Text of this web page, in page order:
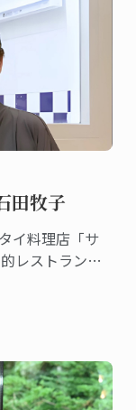
田牧子
イ料理店「サ
レストランに
足を延ばす人